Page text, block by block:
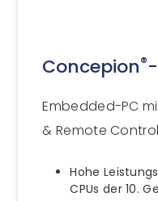
Concepion®
Embedded-PC
& Remote
Hohe
CPUs der 10.